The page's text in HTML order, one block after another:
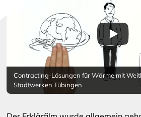
Contracting-Lösungen für Wärme mit
Stadtwerken Tübingen